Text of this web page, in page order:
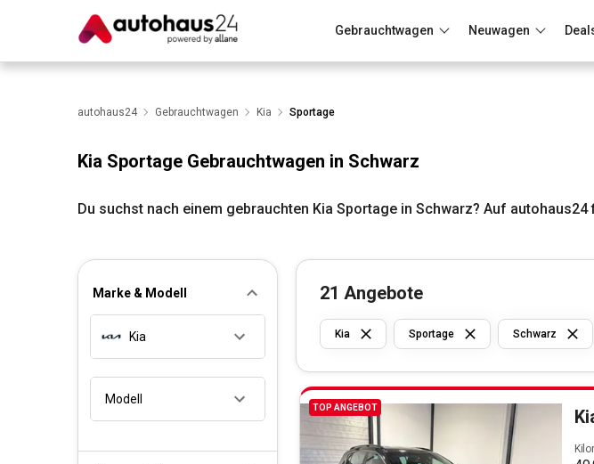
Gebrauchtwagen Neuwagen
Wir bewerten dein AutoRund um die Inzahlungnahme
autohaus24 Gebrauchtwagen Kia Sportage
Kia Sportage Gebrauchtwagen in Schwarz
Du suchst nach einem gebrauchten Kia Sportage in Schwarz? Auf
Marke & Modell
Kia
Modell
21 Angebote
Kia Sportage Schwarz
TOP ANGEBOT